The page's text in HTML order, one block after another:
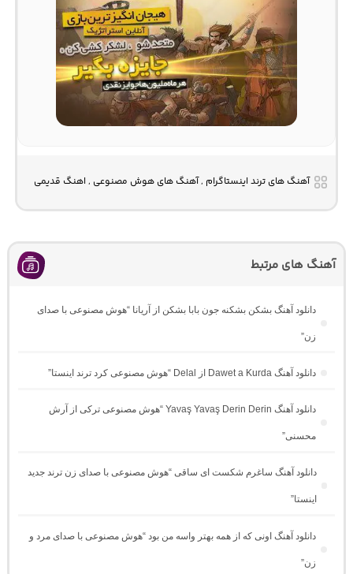
آهنگ های ترند اینستاگرام , آهنگ های هوش مصنوعی , اهنگ قدیمی
آهنگ های مرتبط
دانلود آهنگ بشکن بشکنه جون بابا بشکن از آریانا “هوش مصنوعی با صدای
زن”
دانلود آهنگ Dawet a Kurda از Delal “هوش مصنوعی کرد ترند اینستا”
دانلود آهنگ Yavaş Yavaş Derin Derin “هوش مصنوعی ترکی از آرش
محسنی”
دانلود آهنگ ساغرم شکست ای ساقی “هوش مصنوعی با صدای زن ترند جدید
اینستا”
دانلود آهنگ اونی که از همه بهتر واسه من بود “هوش مصنوعی با صدای مرد و
زن”